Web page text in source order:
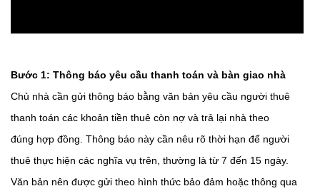
Bước 1: Thông báo yêu cầu thanh toán và bàn giao nhà
Chủ nhà cần gửi thông báo bằng văn bản yêu cầu người thuê
thanh toán các khoản tiền thuê còn nợ và trả lại nhà theo
đúng hợp đồng. Thông báo này cần nêu rõ thời hạn để người
thuê thực hiện các nghĩa vụ trên, thường là từ 7 đến 15 ngày.
Văn bản nên được gửi theo hình thức bảo đảm hoặc thông qua